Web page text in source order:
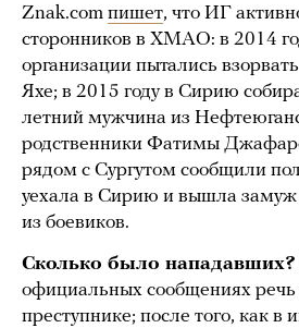
Znak.com пишет, что ИГ
сторонников в ХМАО: в 2014
организации пытались
Яхе; в 2015 году в Сирию
летний мужчина из
родственники Фатимы
рядом с Сургутом сообщили
уехала в Сирию и вышла замуж
из боевиков.
Сколько было нападавших?
официальных сообщениях речь
преступнике; после того, как в